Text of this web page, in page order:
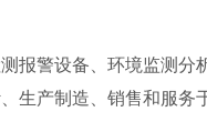
报警设备、环境监测分
生产制造、销售和服务